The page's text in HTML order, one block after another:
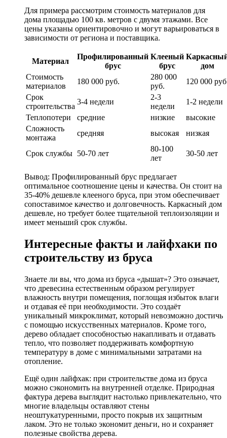
Для примера рассмотрим стоимость материалов для
дома площадью 100 кв. метров с двумя этажами. Все
цены указаны ориентировочно и могут варьироваться в
зависимости от региона и поставщика.
Материал
Профилированный
брус
Клееный
брус
дом
Стоимость
материалов
180 000 руб.
280 000
руб.
120 000
Срок
строительства
3-4 недели
2-3
недели
1-2 недели
Теплопотери
средние низкие
высокие
Сложность
монтажа
средняя высокая низкая
Срок службы 50-70 лет
80-100
лет
30-50 лет
Вывод: Профилированный брус предлагает
оптимальное соотношение цены и качества. Он стоит на
35-40% дешевле клееного бруса, при этом обеспечивает
сопоставимое качество и долговечность. Каркасный дом
дешевле, но требует более тщательной теплоизоляции и
имеет меньший срок службы.
Интересные факты и лайфхаки по
строительству из бруса
Знаете ли вы, что дома из бруса «дышат»? Это означает,
что древесина естественным образом регулирует
влажность внутри помещения, поглощая избыток влаги
и отдавая её при необходимости. Это создаёт
уникальный микроклимат, который невозможно достичь
с помощью искусственных материалов. Кроме того,
дерево обладает способностью накапливать и отдавать
тепло, что позволяет поддерживать комфортную
температуру в доме с минимальными затратами на
отопление.
Ещё один лайфхак: при строительстве дома из бруса
можно сэкономить на внутренней отделке. Природная
фактура дерева выглядит настолько привлекательно, что
многие владельцы оставляют стены
неоштукатуренными, просто покрыв их защитным
лаком. Это не только экономит деньги, но и сохраняет
полезные свойства дерева.